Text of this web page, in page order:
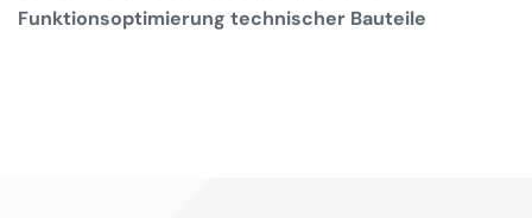
Funktionsoptimierung technischer Bauteile